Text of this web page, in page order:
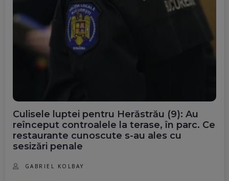
Culisele luptei pentru Herăstrău (9): Au
reînceput controalele la terase, în parc. Ce
restaurante cunoscute s-au ales cu
sesizări penale
GABRIEL KOLBAY